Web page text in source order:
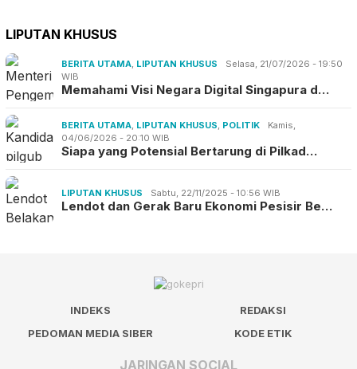
LIPUTAN KHUSUS
BERITA UTAMA, LIPUTAN KHUSUS
Selasa, 21/07/2026 - 19:50
WIB
Memahami Visi Negara Digital Singapura d…
BERITA UTAMA, LIPUTAN KHUSUS, POLITIK
Kamis,
04/06/2026 - 20:10 WIB
Siapa yang Potensial Bertarung di Pilkad…
LIPUTAN KHUSUS Sabtu, 22/11/2025 - 10:56 WIB
Lendot dan Gerak Baru Ekonomi Pesisir Be…
INDEKS
REDAKSI
PEDOMAN MEDIA SIBER
KODE ETIK
JARINGAN SOCIAL